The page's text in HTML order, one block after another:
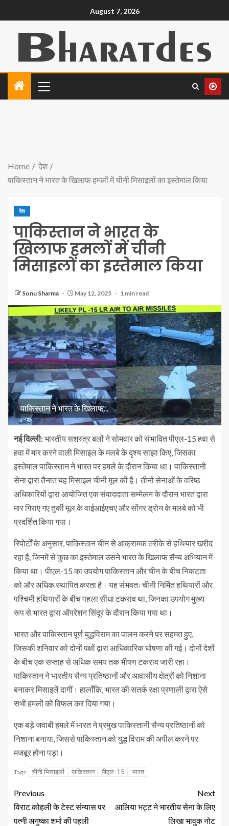
August 7, 2026
Home
देश
पाकिस्तान ने भारत के खिलाफ हमलों में चीनी मिसाइलों का इस्तेमाल किया
देश
पाकिस्तान ने भारत के
खिलाफ हमलों में चीनी
मिसाइलों का इस्तेमाल किया
Sonu Sharma May 12, 2025 1 min read
पाकिस्तान ने भारत के खिलाफ...
नई दिल्ली:भारतीय सशस्त्र बलों ने सोमवार को संभावित पीएल-15 हवा से
हवा में मार करने वाली मिसाइल के मलबे के दृश्य साझा किए, जिसका
इस्तेमाल पाकिस्तान ने भारत पर हमले के दौरान किया था। पाकिस्तानी
सेना द्वारा तैनात यह मिसाइल चीनी मूल की है। तीनों सेनाओं के वरिष्ठ
अधिकारियों द्वारा आयोजित एक संवाददाता सम्मेलन के दौरान भारत द्वारा
मार गिराए गए तुर्की मूल के वाईआईएचए और सोंगर ड्रोन के मलबे को भी
प्रदर्शित किया गया।
रिपोर्टों के अनुसार, पाकिस्तान चीन से आक्रामक तरीके से हथियार खरीद
रहा है, जिनमें से कुछ का इस्तेमाल उसने भारत के खिलाफ सैन्य अभियान में
किया था। पीएल-15 का उपयोग पाकिस्तान और चीन के बीच निकटता
को और अधिक स्थापित करता है। यह संभवतः चीनी निर्मित हथियारों और
पश्चिमी हथियारों के बीच पहला सीधा टकराव था, जिनका उपयोग मुख्य
रूप से भारत द्वारा ऑपरेशन सिंदूर के दौरान किया गया था।
भारत और पाकिस्तान पूर्ण युद्धविराम का पालन करने पर सहमत हुए,
जिसकी शनिवार को दोनों पक्षों द्वारा आधिकारिक घोषणा की गई। दोनों देशों
के बीच एक सप्ताह से अधिक समय तक भीषण टकराव जारी रहा।
पाकिस्तान ने भारतीय सैन्य प्रतिष्ठानों और आवासीय क्षेत्रों को निशाना
बनाकर मिसाइलें दागीं। हालाँकि, भारत की सतर्क रक्षा प्रणाली द्वारा ऐसे
सभी हमलों को विफल कर दिया गया।
एक बड़े जवाबी हमले में भारत ने प्रमुख पाकिस्तानी सैन्य प्रतिष्ठानों को
निशाना बनाया, जिससे पाकिस्तान को युद्ध विराम की अपील करने पर
मजबूर होना पड़ा।
Tags: चीनी मिसाइलों पाकिस्तान पीएल-15 भारत
Previous
विराट कोहली के टेस्ट संन्यास पर
पत्नी अनुष्का शर्मा की पहली
Next
आलिया भट्ट ने भारतीय सेना के लिए
लिखा भावुक नोट